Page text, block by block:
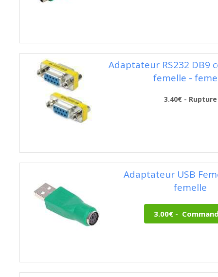
Adaptateur RS232 DB9
femelle -
3.40€ - Rupture
Adaptateur USB
femelle